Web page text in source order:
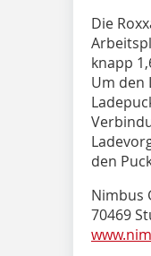
Die
knapp
Um den
den
Nimbus
70469